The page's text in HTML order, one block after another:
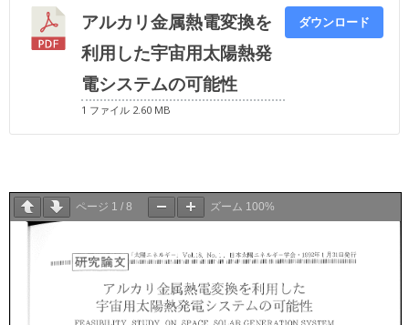
アルカリ金属熱電変換を
利用した宇宙用太陽熱発
電システムの可能性
1 ファイル 2.60 MB
ダウンロード
ページ 1 / 8 ズーム 100%